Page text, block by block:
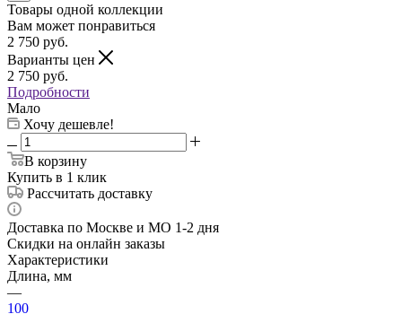
Товары одной коллекции
Вам может понравиться
2 750 руб.
Варианты цен
2 750 руб.
Подробности
Мало
Хочу дешевле!
В корзину
Купить в 1 клик
Рассчитать доставку
Доставка по Москве и МО 1-2 дня
Скидки на онлайн заказы
Характеристики
Длина, мм
—
100